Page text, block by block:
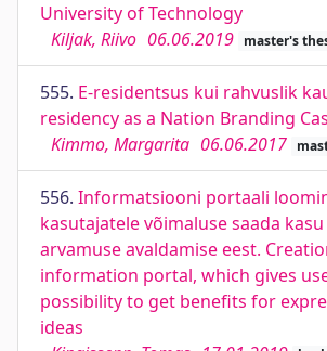
University of Technology
Kiljak, Riivo 06.06.2019 master's
555. E-residentsus kui rahvuslik
residency as a Nation Branding
Kimmo, Margarita 06.06.2017
556. Informatsiooni portaali
kasutajatele võimaluse saada
arvamuse avaldamise eest.
information portal, which gives
possibility to get benefits for
ideas